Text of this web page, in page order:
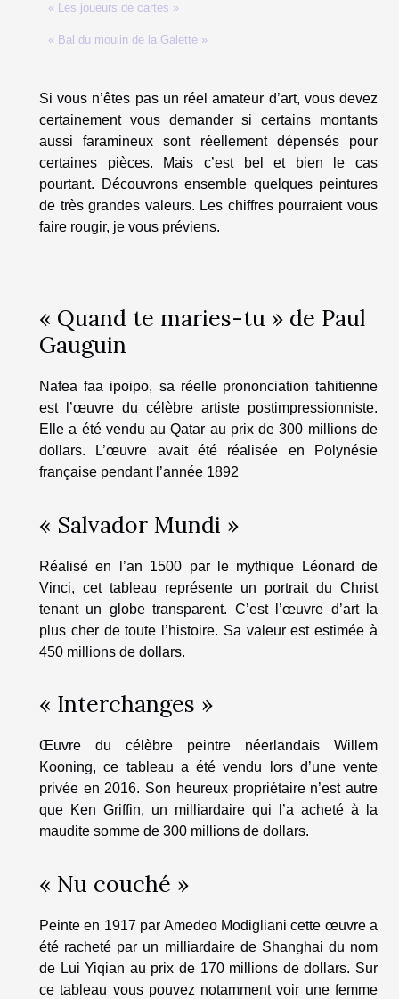
« Les joueurs de cartes »
« Bal du moulin de la Galette »
Si vous n’êtes pas un réel amateur d’art, vous devez
certainement vous demander si certains montants
aussi faramineux sont réellement dépensés pour
certaines pièces. Mais c’est bel et bien le cas
pourtant. Découvrons ensemble quelques peintures
de très grandes valeurs. Les chiffres pourraient vous
faire rougir, je vous préviens.
« Quand te maries-tu » de Paul
Gauguin
Nafea faa ipoipo, sa réelle prononciation tahitienne
est l’œuvre du célèbre artiste postimpressionniste.
Elle a été vendu au Qatar au prix de 300 millions de
dollars. L’œuvre avait été réalisée en Polynésie
française pendant l’année 1892
« Salvador Mundi »
Réalisé en l’an 1500 par le mythique Léonard de
Vinci, cet tableau représente un portrait du Christ
tenant un globe transparent. C’est l’œuvre d’art la
plus cher de toute l’histoire. Sa valeur est estimée à
450 millions de dollars.
« Interchanges »
Œuvre du célèbre peintre néerlandais Willem
Kooning, ce tableau a été vendu lors d’une vente
privée en 2016. Son heureux propriétaire n’est autre
que Ken Griffin, un milliardaire qui l’a acheté à la
maudite somme de 300 millions de dollars.
« Nu couché »
Peinte en 1917 par Amedeo Modigliani cette œuvre a
été racheté par un milliardaire de Shanghai du nom
de Lui Yiqian au prix de 170 millions de dollars. Sur
ce tableau vous pouvez notamment voir une femme